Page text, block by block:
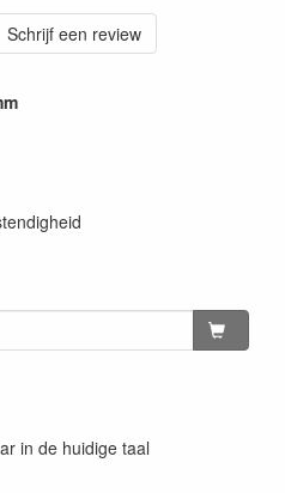
Schrijf een review
in de huidige taal